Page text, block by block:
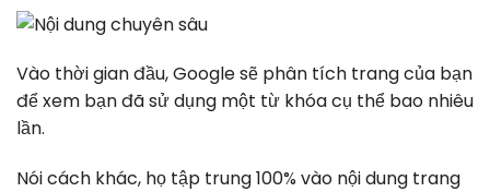
Vào thời gian đầu, Google sẽ phân tích trang của bạn
để xem bạn đã sử dụng một từ khóa cụ thể bao nhiêu
lần.
Nói cách khác, họ tập trung 100% vào nội dung trang